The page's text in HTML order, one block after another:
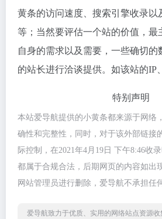
黄条的访问速度、搜索引擎收录以
等；当然要评估一个站的价值，最
自身的需求以及需要，一些确切的
的站长进行洽谈提供。如该站的IP
特别声明
本站爱导航提供的小黄条都来源于网络
确性和完整性，同时，对于该外部链接
际控制，在2021年4月19日 下午8:46收
都属于合规合法，后期网页的内容如出
网站管理员进行删除，爱导航不承担任
爱导航致力于优质、实用的网络站点资源收